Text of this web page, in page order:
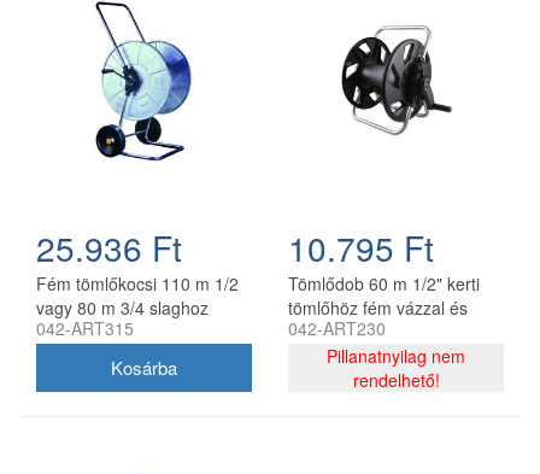
25.936 Ft
Fém tömlőkocsi 110 m 1/2
vagy 80 m 3/4 slaghoz
horganyzott acél AG315
042-ART315
10.795 Ft
Tömlődob 60 m 1/2" kerti
tömlőhöz fém vázzal és
műanyag dobbal
042-ART230
Pillanatnyilag nem
rendelhető!